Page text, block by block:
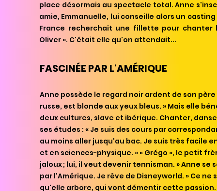
place désormais au spectacle total. Anne
amie, Emmanuelle, lui conseille alors un
France recherchait une fillette pour chanter
Oliver ». C'était elle qu'on attendait...
FASCINÉE PAR L'AMÉRIQUE
Anne possède le regard noir ardent de son
russe, est blonde aux yeux bleus. » Mais elle
deux cultures, slave et ibérique. Chanter,
ses études : « Je suis des cours par
au moins aller jusqu'au bac. Je suis très facile
et en sciences-physique. » « Grégo », le petit
jaloux ; lui, il veut devenir tennisman. » Anne se
par l'Amérique. Je rêve de Disneyworld. » Ce ne
qu'elle arbore, qui vont démentir cette